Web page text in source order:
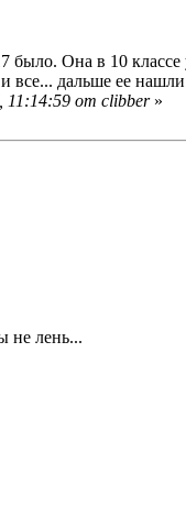
было. Она в 10
все... дальше ее
11:14:59 от clibber»
не лень...